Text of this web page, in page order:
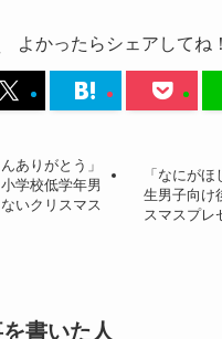
よかったらシェアしてね！
ありがとう」
学校低学年男
いクリスマス
「なにが
生男子向け
スマスプレ
書いた人